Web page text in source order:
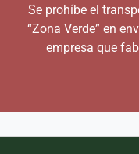
Se prohíbe el
“Zona Verde” en
empresa que